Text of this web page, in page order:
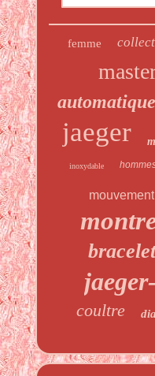
femme
automatique
jaeger
inoxydable
mouvement
bracelet
coultre